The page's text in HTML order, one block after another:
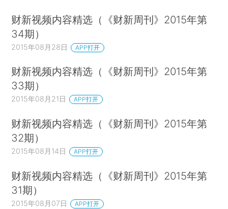
财新视频内容精选（《财新周刊》2015年第
34期）
2015年08月28日 APP打开
财新视频内容精选（《财新周刊》2015年第
33期）
2015年08月21日 APP打开
财新视频内容精选（《财新周刊》2015年第
32期）
2015年08月14日 APP打开
财新视频内容精选（《财新周刊》2015年第
31期）
2015年08月07日 APP打开